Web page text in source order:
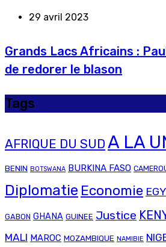
29 avril 2023
Grands Lacs Africains :
de redorer le blason
Tags
AFRIQUE DU SUD A LA
BENIN BOTSWANA BURKINA FASO
Diplomatie Economie
GABON GHANA GUINEE Justice
MALI MAROC MOZAMBIQUE NAMIBIE